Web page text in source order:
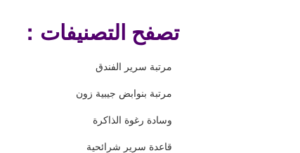
تصفح التصنيفات：
مرتبة سرير الفندق
مرتبة بنوابض جيبية زون
وسادة رغوة الذاكرة
قاعدة سرير شرائحية